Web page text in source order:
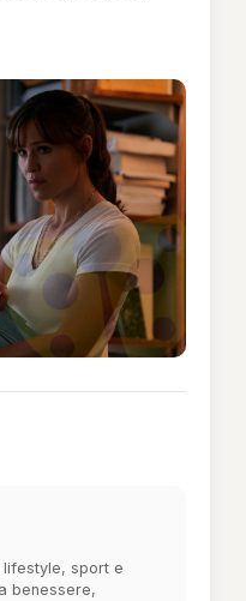
sport e
benessere,